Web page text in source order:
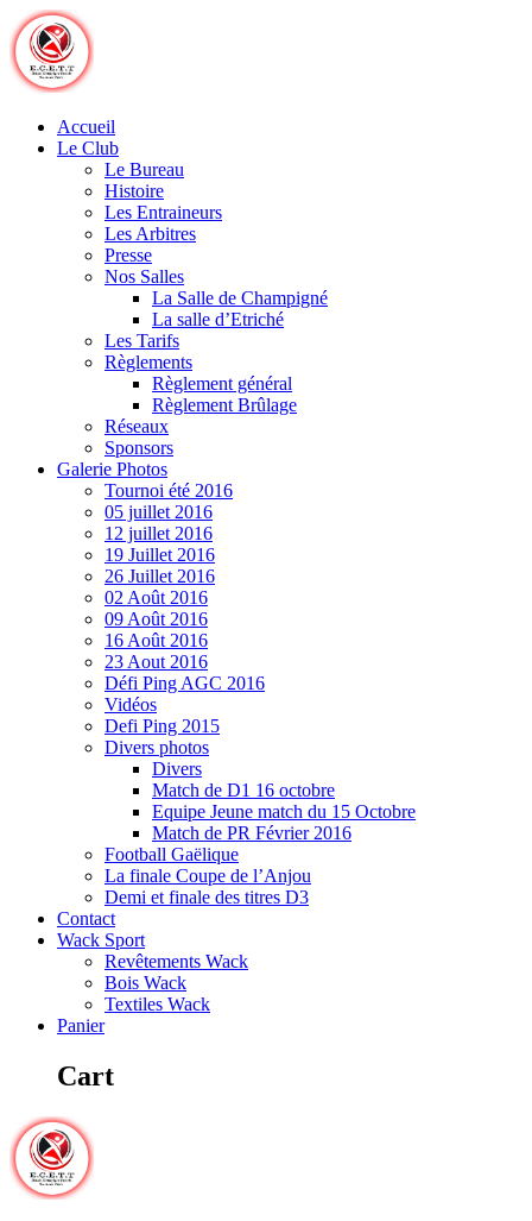
Skip
to
content
Accueil
Le Club
Le Bureau
Histoire
Les Entraineurs
Les Arbitres
Presse
Nos Salles
La Salle de Champigné
La salle d’Etriché
Les Tarifs
Règlements
Règlement général
Règlement Brûlage
Réseaux
Sponsors
Galerie Photos
Tournoi été 2016
05 juillet 2016
12 juillet 2016
19 Juillet 2016
26 Juillet 2016
02 Août 2016
09 Août 2016
16 Août 2016
23 Aout 2016
Défi Ping AGC 2016
Vidéos
Defi Ping 2015
Divers photos
Divers
Match de D1 16 octobre
Equipe Jeune match du 15 Octobre
Match de PR Février 2016
Football Gaëlique
La finale Coupe de l’Anjou
Demi et finale des titres D3
Contact
Wack Sport
Revêtements Wack
Bois Wack
Textiles Wack
Panier
Cart